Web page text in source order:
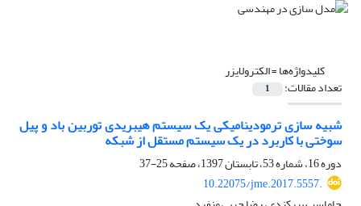
کلیدواژه‌ها =الکترولایزر
تعداد مقالات: 1
شبیه سازی ترمودینامیکی یک سیستم هیبریدی توربین باد و پیل
سوختی با کاربرد در یک سیستم مستقل از شبکه
دوره 16، شماره 53، تابستان 1397، صفحه
25-37
10.22075/jme.2017.5557.